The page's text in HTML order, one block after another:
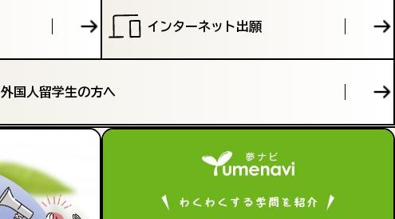
インターネット出願
外国人留学生の方へ